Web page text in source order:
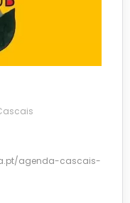
agenda-cascais-